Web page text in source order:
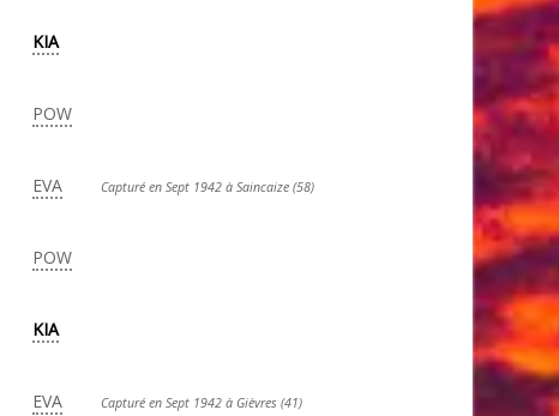
KIA
POW
EVA Capturé en Sept 1942 à Saincaize (58)
POW
KIA
EVA Capturé en Sept 1942 à Gièvres (41)